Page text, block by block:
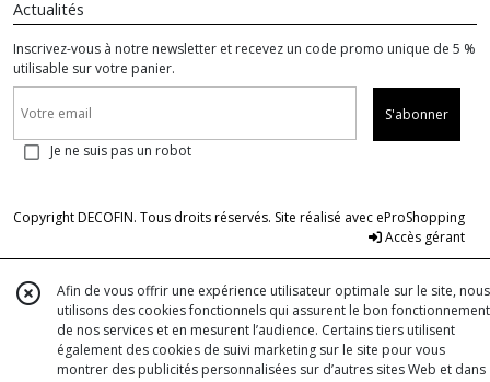
Actualités
Inscrivez-vous à notre newsletter et recevez un code promo unique de 5 %
utilisable sur votre panier.
S'abonner
Je ne suis pas un robot
Copyright DECOFIN. Tous droits réservés. Site réalisé avec eProShopping
Accès gérant
Afin de vous offrir une expérience utilisateur optimale sur le site, nous
utilisons des cookies fonctionnels qui assurent le bon fonctionnement
de nos services et en mesurent l’audience. Certains tiers utilisent
également des cookies de suivi marketing sur le site pour vous
montrer des publicités personnalisées sur d’autres sites Web et dans